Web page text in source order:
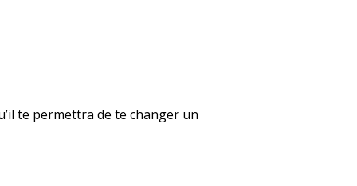
te permettra de te changer un